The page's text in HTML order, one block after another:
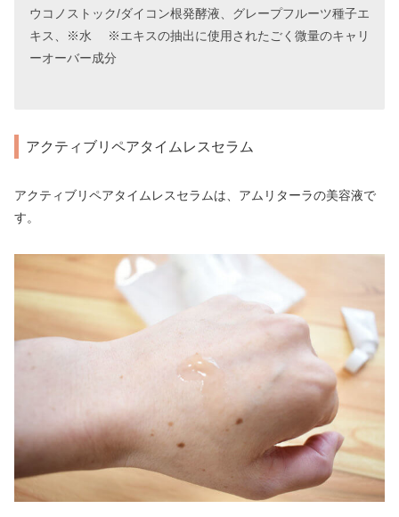
ウコノストック/ダイコン根発酵液、グレープフルーツ種子エ
キス、※水 ※エキスの抽出に使用されたごく微量のキャリ
ーオーバー成分
アクティブリペアタイムレスセラム
アクティブリペアタイムレスセラムは、アムリターラの美容液で
す。